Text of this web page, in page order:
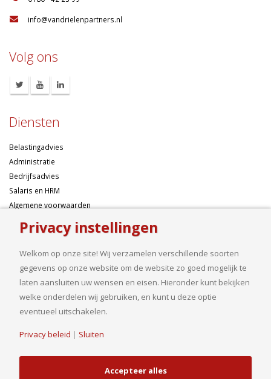
info@vandrielenpartners.nl
Volg ons
Diensten
Belastingadvies
Administratie
Bedrijfsadvies
Salaris en HRM
Algemene voorwaarden
Ondernemen betekent risico’s nemen, maar dan liefst wel zo
samengesteld mogelijk. Of u nu een onderneming wilt starten met een
goed financieel plan, uw bedrijf wilt uitbreiden op basis van gedegen
cijfers, uw jaarcijfers samengesteld wilt hebben of een helder advies
Privacy instellingen
Welkom op onze site! Wij verzamelen verschillende soorten
gegevens op onze website om de website zo goed mogelijk te
laten aansluiten uw wensen en eisen. Hieronder kunt bekijken
welke onderdelen wij gebruiken, en kunt u deze optie
eventueel uitschakelen.
Privacy beleid | Sluiten
Accepteer alles